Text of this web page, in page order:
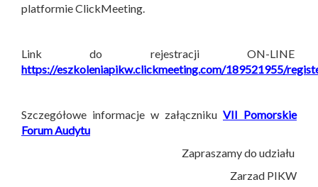
platformie ClickMeeting.
Link do rejestracji ON-LINE
https://eszkoleniapikw.clickmeeting.com/189521955/
Szczegółowe informacje w załączniku VII Pomorskie
Forum Audytu
Zapraszamy do udziału
Zarzad PIKW